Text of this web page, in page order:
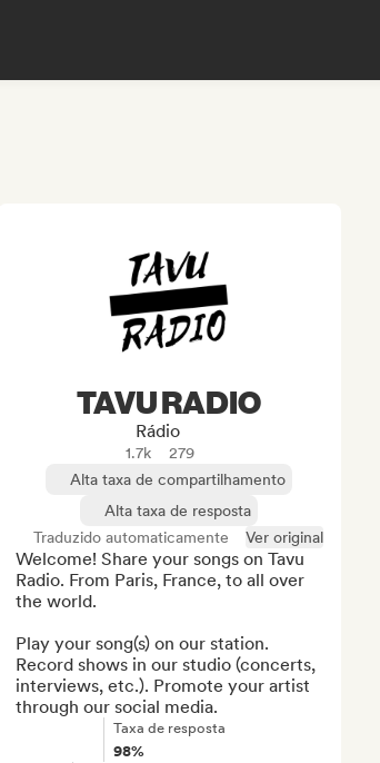
TAVU RADIO
Rádio
1.7k
279
Alta taxa de compartilhamento
Alta taxa de resposta
Traduzido automaticamente
Ver original
Welcome! Share your songs on Tavu
Radio. From Paris, France, to all over
the world.
Play your song(s) on our station.
Record shows in our studio (concerts,
interviews, etc.). Promote your artist
through our social media.
Taxa de resposta
98%